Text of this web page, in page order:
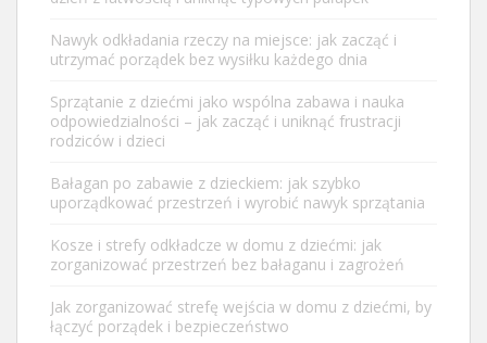
Nawyk odkładania rzeczy na miejsce: jak zacząć i
utrzymać porządek bez wysiłku każdego dnia
Sprzątanie z dziećmi jako wspólna zabawa i nauka
odpowiedzialności – jak zacząć i uniknąć frustracji
rodziców i dzieci
Bałagan po zabawie z dzieckiem: jak szybko
uporządkować przestrzeń i wyrobić nawyk sprzątania
Kosze i strefy odkładcze w domu z dziećmi: jak
zorganizować przestrzeń bez bałaganu i zagrożeń
Jak zorganizować strefę wejścia w domu z dziećmi, by
łączyć porządek i bezpieczeństwo